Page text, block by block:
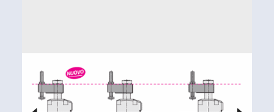
sbloccaggio integrato nel corpo della staffa
(stesse dimensioni della variante senza
controllo)